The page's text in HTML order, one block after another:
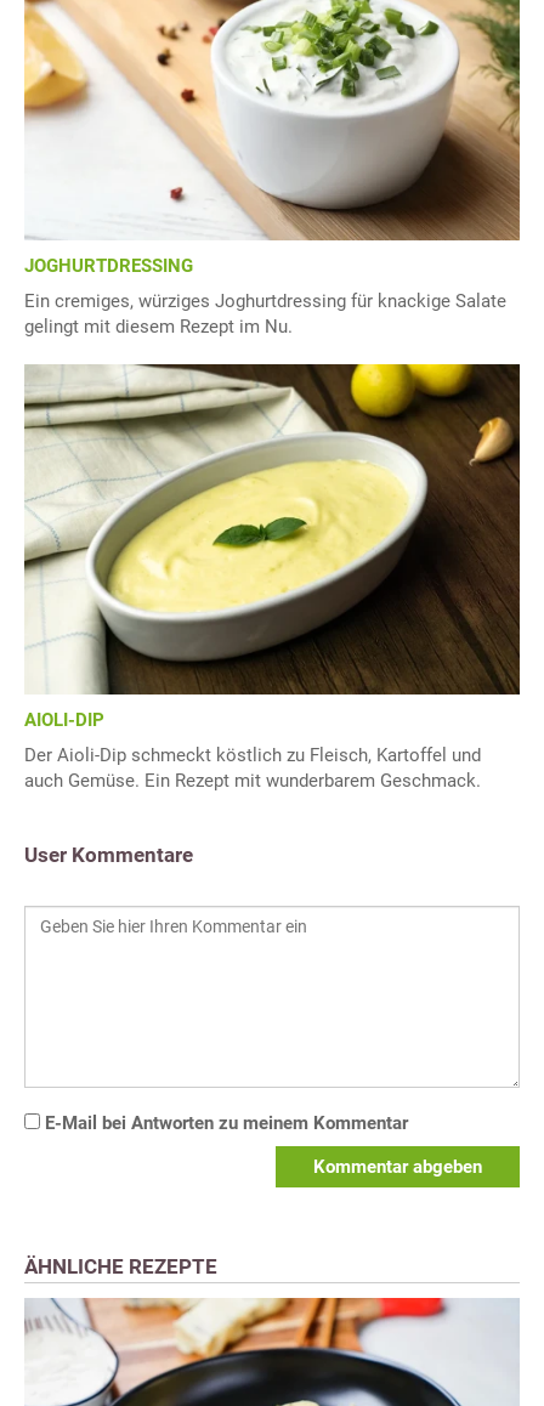
JOGHURTDRESSING
Ein cremiges, würziges Joghurtdressing für knackige Salate
gelingt mit diesem Rezept im Nu.
AIOLI-DIP
Der Aioli-Dip schmeckt köstlich zu Fleisch, Kartoffel und
auch Gemüse. Ein Rezept mit wunderbarem Geschmack.
User Kommentare
E-Mail bei Antworten zu meinem Kommentar
Kommentar abgeben
ÄHNLICHE REZEPTE